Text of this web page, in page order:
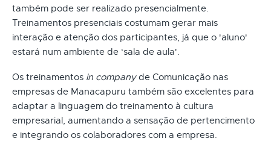
também pode ser realizado presencialmente.
Treinamentos presenciais costumam gerar mais
interação e atenção dos participantes, já que o 'aluno'
estará num ambiente de ‘sala de aula'.
Os treinamentos in companyde Comunicação nas
empresas de Manacapuru também são excelentes para
adaptar a linguagem do treinamento à cultura
empresarial, aumentando a sensação de pertencimento
e integrando os colaboradores com a empresa.